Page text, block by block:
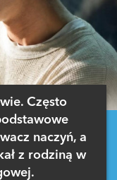
Często
naczyń, a
z rodziną w